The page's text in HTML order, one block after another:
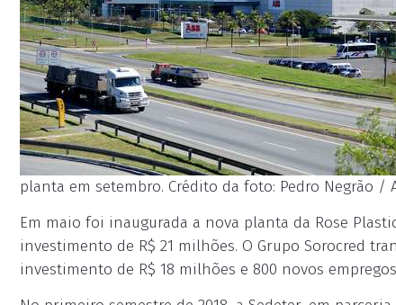
planta em setembro. Crédito da foto: Pedro Negrão /
Em maio foi inaugurada a nova planta da Rose
investimento de R$ 21 milhões. O Grupo Sorocred
investimento de R$ 18 milhões e 800 novos